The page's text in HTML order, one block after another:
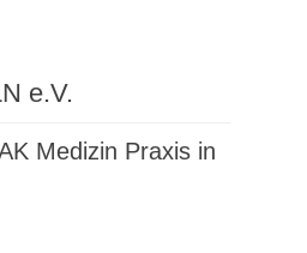
e.V.
Medizin Praxis in